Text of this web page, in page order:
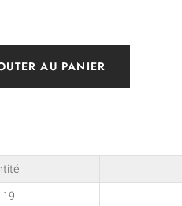
AU PANIER